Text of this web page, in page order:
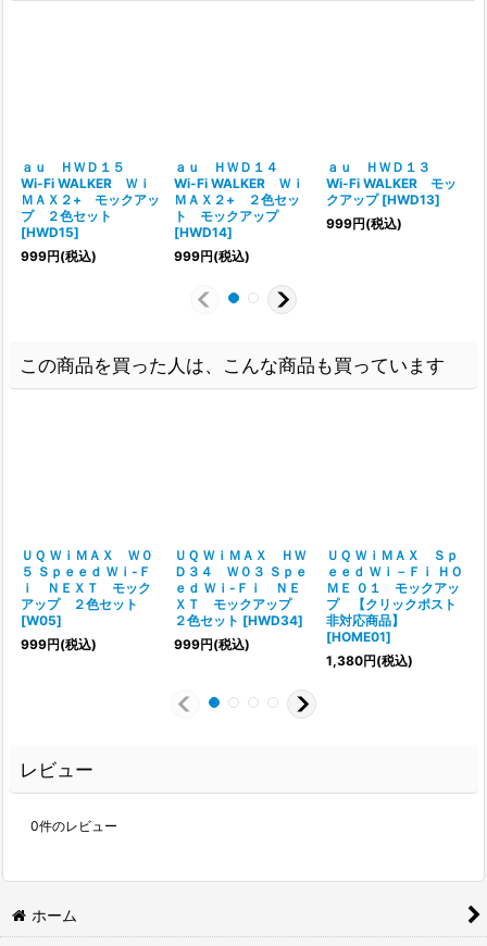
ａｕ ＨＷＤ１５
Wi-Fi WALKER Ｗｉ
ＭＡＸ２+ モックアッ
プ ２色セット
[HWD15]
999円(税込)
ａｕ ＨＷＤ１４
Wi-Fi WALKER Ｗｉ
ＭＡＸ２+ ２色セッ
ト モックアップ
[HWD14]
999円(税込)
ａｕ ＨＷＤ１３
Wi-Fi WALKER モッ
クアップ [HWD13]
999円(税込)
この商品を買った人は、こんな商品も買っています
ＵＱ ＷｉＭＡＸ Ｗ０
５ Ｓｐｅｅｄ Ｗｉ-Ｆ
ｉ ＮＥＸＴ モック
アップ ２色セット
[W05]
999円(税込)
ＵＱ ＷｉＭＡＸ ＨＷ
Ｄ３４ Ｗ０３ Ｓｐｅ
ｅｄ Ｗｉ-Ｆｉ ＮＥ
ＸＴ モックアップ
２色セット [HWD34]
999円(税込)
ＵＱ ＷｉＭＡＸ Ｓｐ
ｅｅｄ Ｗｉ－Ｆｉ ＨＯ
ＭＥ ０１ モックアッ
プ 【クリックポスト
非対応商品】
[HOME01]
1,380円(税込)
レビュー
0件のレビュー
ホーム